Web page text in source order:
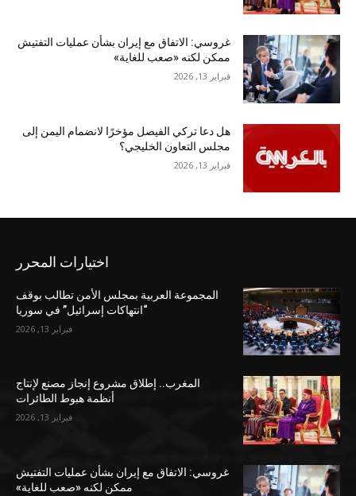
غروسي: الاتفاق مع إيران بشأن عمليات التفتيش
ممكن لكنه «صعب للغاية»
فبراير 13, 2026
هل دعا تركي الفيصل مؤخرًا لانضمام اليمن إلى
مجلس التعاون الخليجي؟
فبراير 13, 2026
اختيارات المحرر
المجموعة العربية بمجلس الأمن تطالب بوقف
“انتهاكات إسرائيل” في سوريا
فبراير 13, 2026
المغرب.. إطلاق مشروع إنجاز مصنع لإنتاج
أنظمة هبوط الطائرات
فبراير 13, 2026
غروسي: الاتفاق مع إيران بشأن عمليات التفتيش
ممكن لكنه «صعب للغاية»